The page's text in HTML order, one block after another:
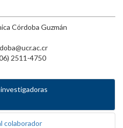
Córdoba Guzmán
2511-4750
colaborador